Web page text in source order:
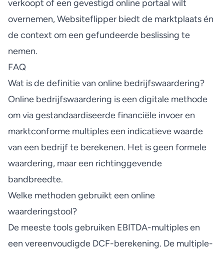
verkoopt of een gevestigd online portaal wilt
overnemen, Websiteflipper biedt de marktplaats én
de context om een gefundeerde beslissing te
nemen.
FAQ
Wat is de definitie van online bedrijfswaardering?
Online bedrijfswaardering is een digitale methode
om via gestandaardiseerde financiële invoer en
marktconforme multiples een indicatieve waarde
van een bedrijf te berekenen. Het is geen formele
waardering, maar een richtinggevende
bandbreedte.
Welke methoden gebruikt een online
waarderingstool?
De meeste tools gebruiken EBITDA-multiples en
een vereenvoudigde DCF-berekening. De multiple-